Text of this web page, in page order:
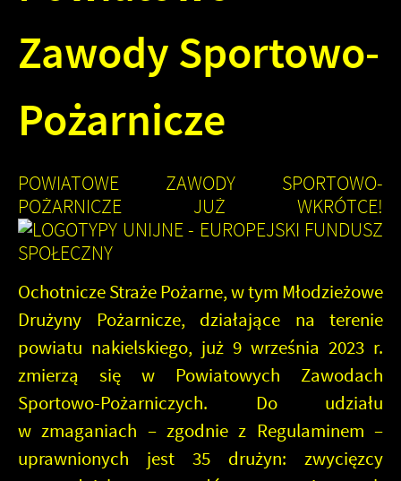
Zawody Sportowo-
Pożarnicze
POWIATOWE ZAWODY SPORTOWO-
POŻARNICZE JUŻ WKRÓTCE!
Ochotnicze Straże Pożarne, w tym Młodzieżowe
Drużyny Pożarnicze, działające na terenie
powiatu nakielskiego, już 9 września 2023 r.
zmierzą się w Powiatowych Zawodach
Sportowo-Pożarniczych. Do udziału
w zmaganiach – zgodnie z Regulaminem –
uprawnionych jest 35 drużyn: zwycięzcy